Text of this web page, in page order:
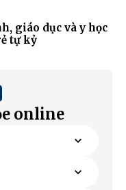
giáo dục và y học
tự kỷ
online